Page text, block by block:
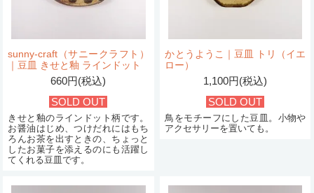
sunny-craft（サニークラフト）
｜豆皿 きせと釉 ラインドット
660円(税込)
SOLD OUT
きせと釉のラインドット柄です。
お醤油はじめ、つけだれにはもち
ろんお茶を出すときの、ちょっと
したお菓子を添えるのにも活躍し
てくれる豆皿です。
かとうようこ｜豆皿 トリ（イエ
ロー）
1,100円(税込)
SOLD OUT
鳥をモチーフにした豆皿。小物や
アクセサリーを置いても。